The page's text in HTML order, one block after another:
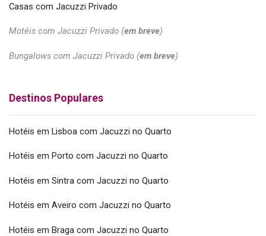
Casas com Jacuzzi Privado
Motéis com Jacuzzi Privado (em breve)
Bungalows com Jacuzzi Privado (em breve)
Destinos Populares
Hotéis em Lisboa com Jacuzzi no Quarto
Hotéis em Porto com Jacuzzi no Quarto
Hotéis em Sintra com Jacuzzi no Quarto
Hotéis em Aveiro com Jacuzzi no Quarto
Hotéis em Braga com Jacuzzi no Quarto